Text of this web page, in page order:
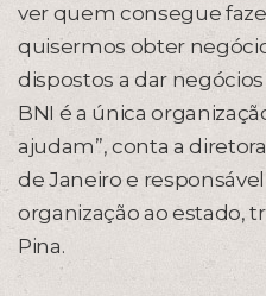
ver quem consegue
quisermos obter
dispostos a dar
BNI é a única
ajudam”, conta a
de Janeiro e
organização ao estado,
Pina.